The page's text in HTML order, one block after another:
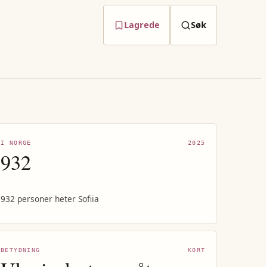
Lagrede Søk
I NORGE 2025
932
932 personer heter Sofiia
BETYDNING KORT